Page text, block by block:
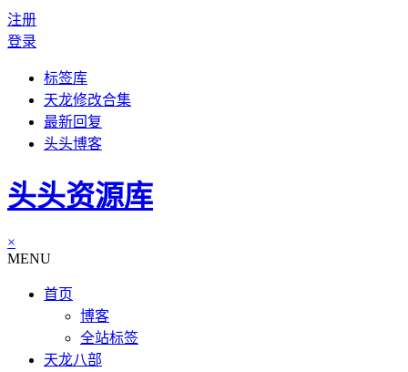
注册
登录
标签库
天龙修改合集
最新回复
头头博客
头头资源库
×
MENU
首页
博客
全站标签
天龙八部